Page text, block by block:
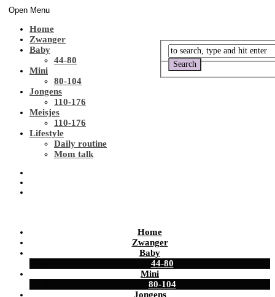
Open Menu
Home
Zwanger
Baby
44-80
Mini
80-104
Jongens
110-176
Meisjes
110-176
Lifestyle
Daily routine
Mom talk
Home
Zwanger
Baby
44-80
Mini
80-104
Jongens